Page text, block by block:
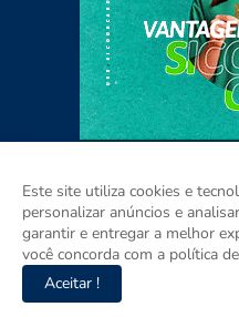
Copyright ©
Home Sobre
Este site utiliza cookies e
personalizar anúncios e
garantir e entregar a melhor
você concorda com a política
Aceitar !